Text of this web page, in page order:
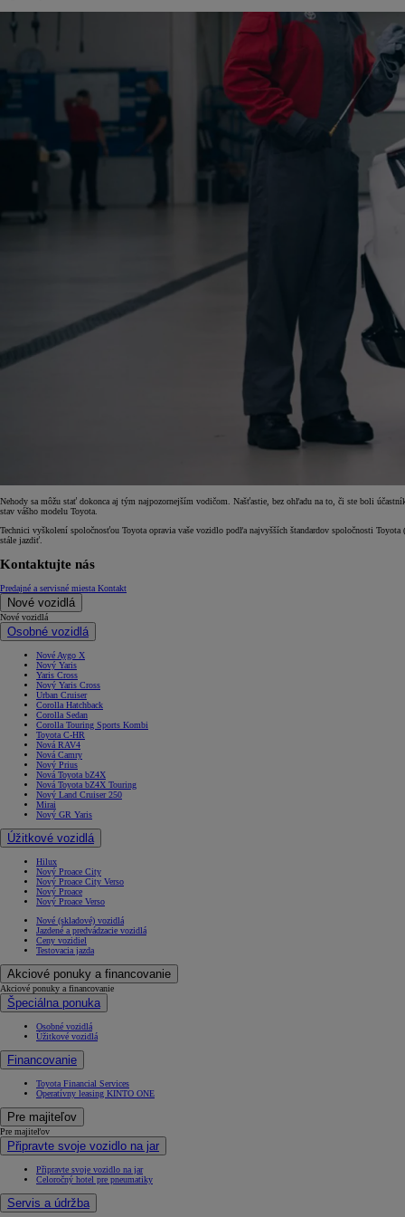
Nehody sa môžu stať dokonca aj tým najpozornejším vodičom. Našťastie, bez ohľadu na to, či ste boli
stav vášho modelu Toyota.
Technici vyškolení spoločnosťou Toyota opravia vaše vozidlo podľa najvyšších štandardov spoločnosti
stále jazdiť.
Kontaktujte nás
Predajné a servisné miesta Kontakt
Nové vozidlá
Nové vozidlá
Osobné vozidlá
Nové Aygo X
Nový Yaris
Yaris Cross
Nový Yaris Cross
Urban Cruiser
Corolla Hatchback
Corolla Sedan
Corolla Touring Sports Kombi
Toyota C-HR
Nová RAV4
Nová Camry
Nový Prius
Nová Toyota bZ4X
Nová Toyota bZ4X Touring
Nový Land Cruiser 250
Mirai
Nový GR Yaris
Úžitkové vozidlá
Hilux
Nový Proace City
Nový Proace City Verso
Nový Proace
Nový Proace Verso
Nové (skladové) vozidlá
Jazdené a predvádzacie vozidlá
Ceny vozidiel
Testovacia jazda
Akciové ponuky a financovanie
Akciové ponuky a financovanie
Špeciálna ponuka
Osobné vozidlá
Úžitkové vozidlá
Financovanie
Toyota Financial Services
Operatívny leasing KINTO ONE
Pre majiteľov
Pre majiteľov
Připravte svoje vozidlo na jar
Připravte svoje vozidlo na jar
Celoročný hotel pre pneumatiky
Servis a údržba